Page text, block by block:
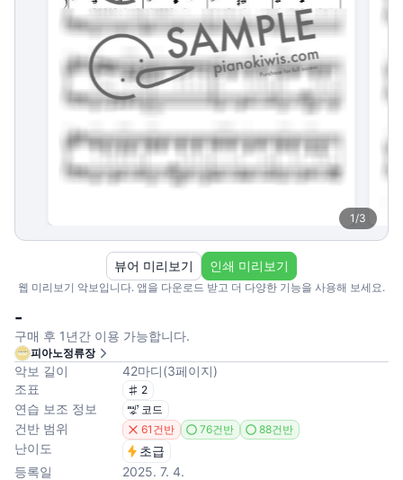
1/3
웹 미리보기 악보입니다. 앱을 다운로드 받고 더 다양한 기능을 사용해 보세요.
뷰어 미리보기 인쇄 미리보기
-
구매 후 1년간 이용 가능합니다.
피아노정류장
악보 길이 42마디(3페이지)
조표
2
연습 보조 정보 코드
건반 범위 61건반 76건반 88건반
난이도
초급
등록일
2025. 7. 4.